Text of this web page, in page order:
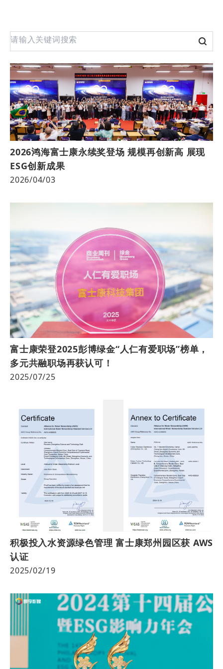
2026鸿海富士康永续奖登场 规模再创新高 展现
ESG创新成果
2026/04/03
富士康荣登2025彭博绿金“人仁有爱职场”榜单，
多元共融职场再获认可！
2025/07/25
积极投入水资源绿色管理 富士康郑州园区获 AWS
认证
2025/02/19